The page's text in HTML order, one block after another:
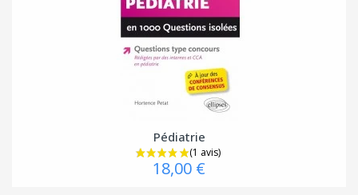
Pédiatrie
18,00 €